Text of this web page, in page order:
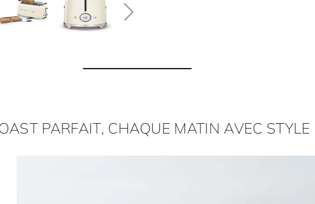
PARFAIT, CHAQUE MATIN AVEC STYLE